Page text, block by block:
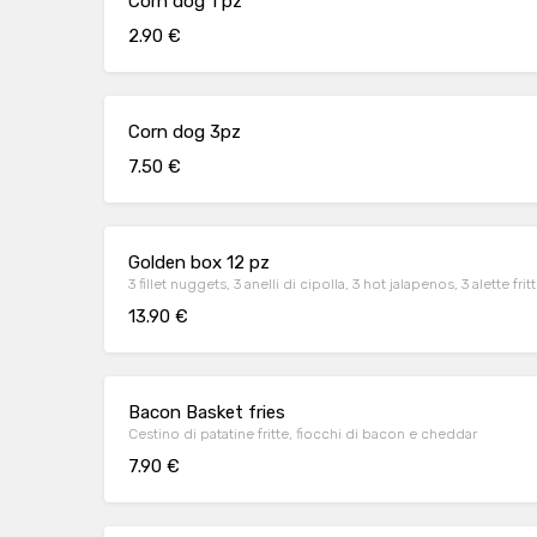
2.90 €
Corn dog 3pz
7.50 €
Golden box 12 pz
3 fillet nuggets, 3 anelli di cipolla, 3 hot jalapenos, 3 alette
13.90 €
Bacon Basket fries
Cestino di patatine fritte, fiocchi di bacon e cheddar
7.90 €